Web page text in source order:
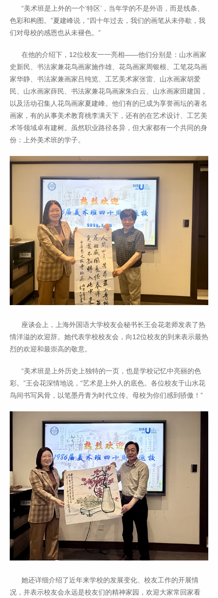
“美术班是上外的一个‘特区’，当年学的不是外语，而是线条、
色彩和构图。”夏建峰说，“四十年过去，我们的画笔从未停歇，我
们对母校的感恩也从未褪色。”
在他的介绍下，12位校友一一亮相——他们分别是：山水画家
史新民、书法家兼花鸟画家施作雄、花鸟画家周银根、工笔花鸟画
家华静、书法家兼画家吕纯览、工艺美术家张雷、山水画家胡爱
民、山水画家薛民、书法家兼花鸟画家朱白云、山水画家田建国，
以及活动召集人花鸟画家夏建峰。他们有的已成为享誉画坛的著名
画家，有的从事美术教育桃李满天下，还有的在艺术设计、工艺美
术等领域卓有建树。虽然职业路径各异，但大家都有一个共同的身
份：上外美术班的学子。
座谈会上，上海外国语大学校友会秘书长王会花老师发表了热
情洋溢的欢迎辞。她代表学校校友会，向12位校友的到来表示最热
烈的欢迎和最崇高的敬意。
“美术班是上外历史上独特的一页，也是学校记忆中亮丽的色
彩。”王会花深情地说，“艺术是上外人的底色。各位校友于山水花
鸟间书写风骨，以笔墨丹青为时代立传。母校为你们感到骄傲！”
她还详细介绍了近年来学校的发展变化、校友工作的开展情
况，并表示校友会永远是校友们的精神家园，欢迎大家常回家看